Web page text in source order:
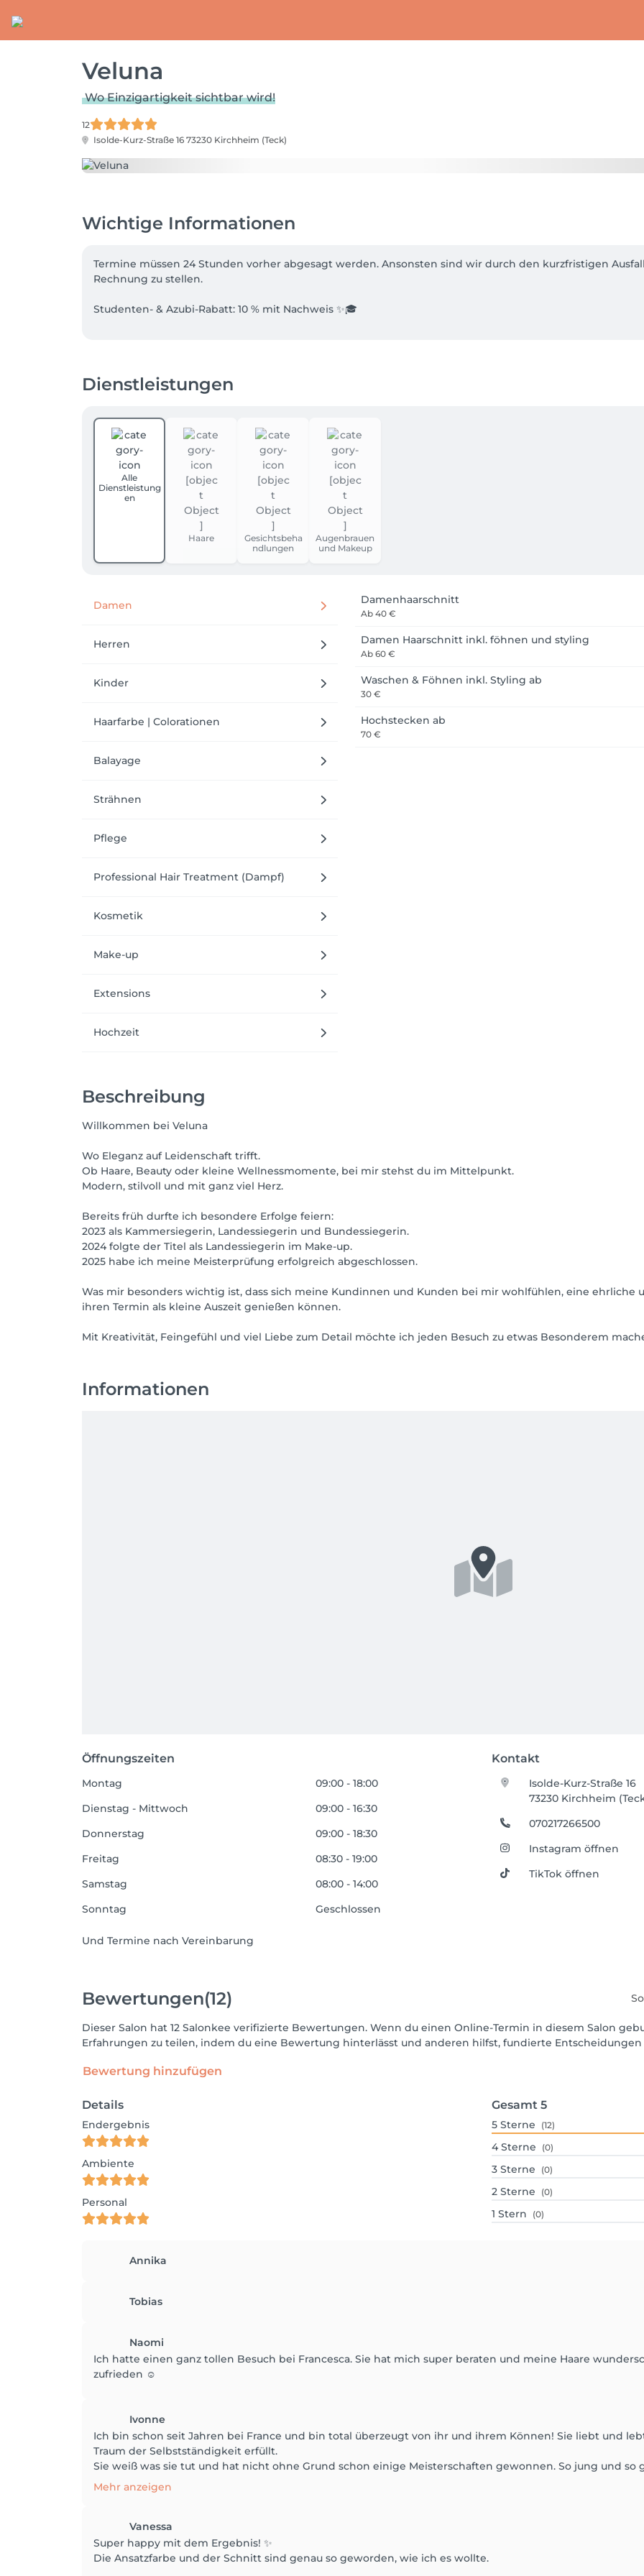
Veluna
Wo Einzigartigkeit sichtbar wird!
12
Isolde-Kurz-Straße 16 73230 Kirchheim (Teck)
Wichtige Informationen
Termine müssen 24 Stunden vorher abgesagt werden. Ansonsten sind wir durch den kurzfristigen
Rechnung zu stellen.
Studenten- & Azubi-Rabatt: 10 % mit Nachweis ✨🎓
Dienstleistungen
Alle
Dienstleistung
en
Haare
Gesichtsbeha
ndlungen
Augenbrauen
und Makeup
Damen
Herren
Kinder
Haarfarbe | Colorationen
Balayage
Strähnen
Pflege
Professional Hair Treatment (Dampf)
Kosmetik
Make-up
Extensions
Hochzeit
Damenhaarschnitt
Ab 40 €
Damen Haarschnitt inkl. föhnen und styling
Ab 60 €
Waschen & Föhnen inkl. Styling ab
30 €
Hochstecken ab
70 €
Beschreibung
Willkommen bei Veluna
Wo Eleganz auf Leidenschaft trifft.
Ob Haare, Beauty oder kleine Wellnessmomente, bei mir stehst du im Mittelpunkt.
Modern, stilvoll und mit ganz viel Herz.
Bereits früh durfte ich besondere Erfolge feiern:
2023 als Kammersiegerin, Landessiegerin und Bundessiegerin.
2024 folgte der Titel als Landessiegerin im Make-up.
2025 habe ich meine Meisterprüfung erfolgreich abgeschlossen.
Was mir besonders wichtig ist, dass sich meine Kundinnen und Kunden bei mir wohlfühlen, eine
ihren Termin als kleine Auszeit genießen können.
Mit Kreativität, Feingefühl und viel Liebe zum Detail möchte ich jeden Besuch zu etwas Besonderem
Informationen
Öffnungszeiten Kontakt
Montag
09:00 - 18:00
Dienstag - Mittwoch
09:00 - 16:30
Donnerstag
09:00 - 18:30
Freitag
08:30 - 19:00
Samstag
08:00 - 14:00
Sonntag
Geschlossen
Und Termine nach Vereinbarung
Isolde-Kurz-Straße 16
73230 Kirchheim
070217266500
Instagram öffnen
TikTok öffnen
Bewertungen(12)
Dieser Salon hat 12 Salonkee verifizierte Bewertungen. Wenn du einen Online-Termin in diesem Salon
Erfahrungen zu teilen, indem du eine Bewertung hinterlässt und anderen hilfst, fundierte
Bewertung hinzufügen
Details
Endergebnis
Ambiente
Personal
Gesamt 5
5 Sterne (12)
4 Sterne (0)
3 Sterne (0)
2 Sterne (0)
1 Stern (0)
Annika
Tobias
Naomi
Ich hatte einen ganz tollen Besuch bei Francesca. Sie hat mich super beraten und meine Haare
zufrieden ☺️
Ivonne
Ich bin schon seit Jahren bei France und bin total überzeugt von ihr und ihrem Können! Sie liebt und
Traum der Selbstständigkeit erfüllt.
Sie weiß was sie tut und hat nicht ohne Grund schon einige Meisterschaften gewonnen. So jung und so
Mehr anzeigen
Vanessa
Super happy mit dem Ergebnis! ✨
Die Ansatzfarbe und der Schnitt sind genau so geworden, wie ich es wollte.